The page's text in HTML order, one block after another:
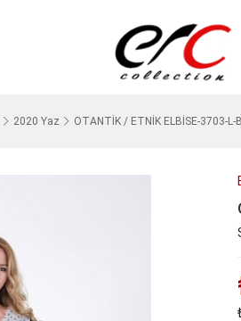
2020 Yaz OTANTİK / ETNİK ELBİSE-3703-L-B